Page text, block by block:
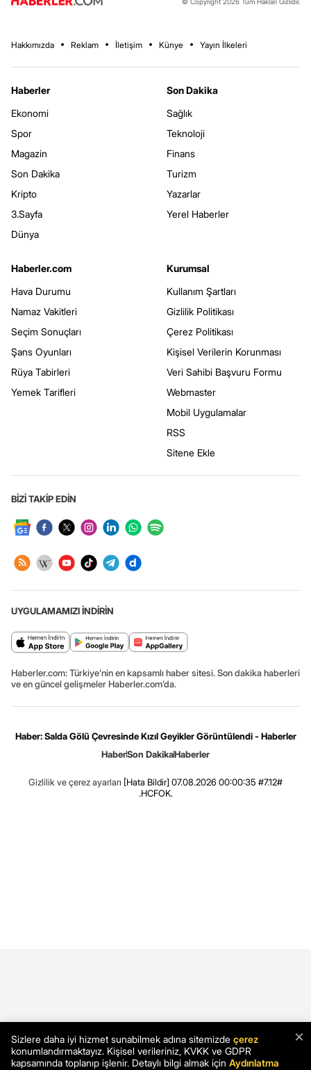
Hakkımızda Reklam İletişim Künye Yayın İlkeleri
Haberler
Ekonomi
Spor
Magazin
Son Dakika
Kripto
3.Sayfa
Dünya
Son Dakika
Sağlık
Teknoloji
Finans
Turizm
Yazarlar
Yerel Haberler
Haberler.com
Hava Durumu
Namaz Vakitleri
Seçim Sonuçları
Şans Oyunları
Rüya Tabirleri
Yemek Tarifleri
Kurumsal
Kullanım Şartları
Gizlilik Politikası
Çerez Politikası
Kişisel Verilerin Korunması
Veri Sahibi Başvuru Formu
Webmaster
Mobil Uygulamalar
RSS
Sitene Ekle
BİZİ TAKİP EDİN
UYGULAMAMIZI İNDİRİN
Haberler.com: Türkiye’nin en kapsamlı haber sitesi. Son dakika haberleri
ve en güncel gelişmeler Haberler.com’da.
Haber: Salda Gölü Çevresinde Kızıl Geyikler Görüntülendi - Haberler
HaberSon DakikaHaberler
Gizlilik ve çerez ayarları [Hata Bildir] 07.08.2026 00:00:35 #7.12#
.HCFOK.
×
Sizlere daha iyi hizmet sunabilmek adına sitemizde çerez
konumlandırmaktayız. Kişisel verileriniz, KVKK ve GDPR
kapsamında toplanıp işlenir. Detaylı bilgi almak için Aydınlatma